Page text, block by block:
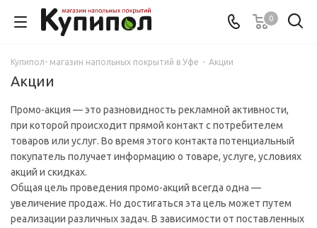
0
Купипол- магазин напольных покрытий в Уфе - Акции
Акции
Промо-акция — это разновидность рекламной активности,
при которой происходит прямой контакт с потребителем
товаров или услуг. Во время этого контакта потенциальный
покупатель получает информацию о товаре, услуге, условиях
акций и скидках.
Общая цель проведения промо-акций всегда одна —
увеличение продаж. Но достигаться эта цель может путем
реализации различных задач. В зависимости от поставленных